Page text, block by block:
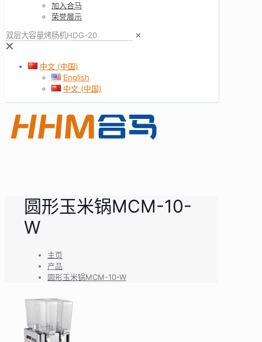
加入合马
荣誉展示
✕
✕
中文 (中国)
English
中文 (中国)
圆形玉米锅MCM-10-
W
主页
产品
圆形玉米锅MCM-10-W